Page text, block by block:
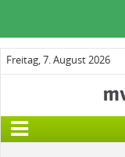
Freitag, 7. August 2026